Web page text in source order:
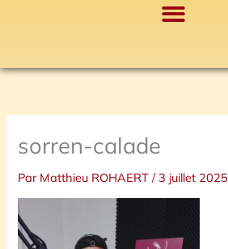
sorren-calade
Par Matthieu ROHAERT/ 3 juillet 2025